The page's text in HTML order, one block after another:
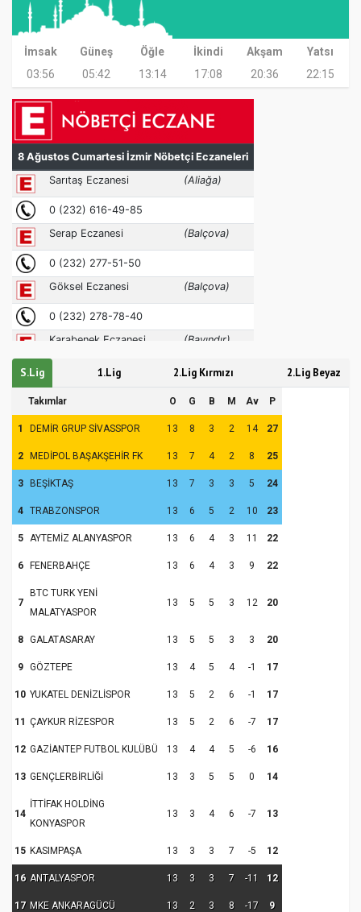
İmsak Güneş Öğle İkindi Akşam
Yatsı
03:56
05:42 13:14 17:08 20:36 22:15
S.Lig 1.Lig 2.Lig Kırmızı 2.Lig Beyaz
Takımlar O G B M Av P
1 DEMİR GRUP SİVASSPOR 13 8 3 2 14 27
2 MEDİPOL BAŞAKŞEHİR FK 13 7 4 2 8 25
3 BEŞİKTAŞ 13 7 3 3 5 24
4 TRABZONSPOR 13 6 5 2 10 23
5 AYTEMİZ ALANYASPOR 13 6 4 3 11 22
6 FENERBAHÇE 13 6 4 3 9 22
7
BTC TURK YENİ
MALATYASPOR
13 5 5 3 12 20
8 GALATASARAY 13 5 5 3 3 20
9 GÖZTEPE 13 4 5 4 -1 17
10 YUKATEL DENİZLİSPOR 13 5 2 6 -1 17
11 ÇAYKUR RİZESPOR 13 5 2 6 -7 17
12 GAZİANTEP FUTBOL KULÜBÜ 13 4 4 5 -6 16
13 GENÇLERBİRLİĞİ 13 3 5 5 0 14
14
İTTİFAK HOLDİNG
KONYASPOR
13 3 4 6 -7 13
15 KASIMPAŞA 13 3 3 7 -5 12
16 ANTALYASPOR 13 3 3 7 -11 12
17 MKE ANKARAGÜCÜ 13 2 3 8 -17 9